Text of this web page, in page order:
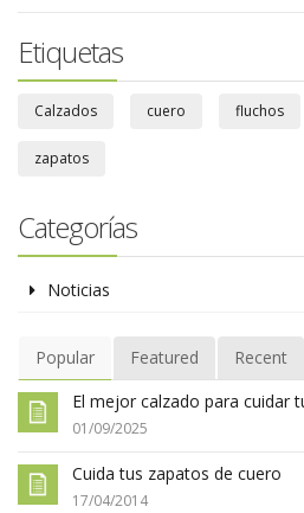
Etiquetas
Calzados cuero fluchos
zapatos
Categorías
Noticias
Popular Featured
Recent
El mejor calzado para cuidar
01/09/2025
Cuida tus zapatos de cuero
17/04/2014